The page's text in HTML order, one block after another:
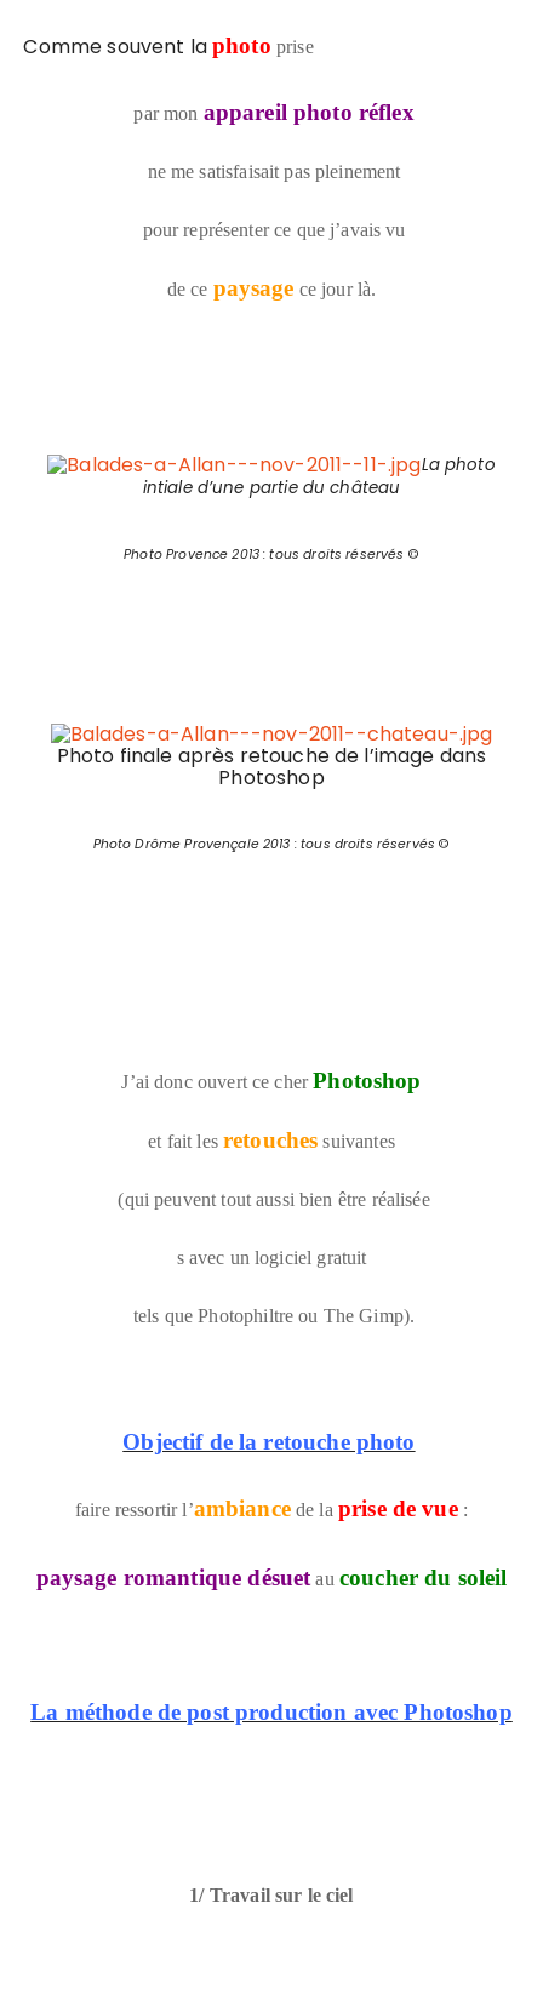
Comme souvent laphoto prise
par mon appareil photo réflex
ne me satisfaisait pas pleinement
pour représenter ce que j’avais vu
de ce paysage ce jour là.
La photo
intiale d’une partie du château
Photo Provence 2013 : tous droits réservés ©
Photo finale après retouche de l’image dans
Photoshop
Photo Drôme Provençale 2013 : tous droits réservés ©
J’ai donc ouvert ce cher Photoshop
et fait les retouches suivantes
(qui peuvent tout aussi bien être réalisée
s avec un logiciel gratuit
tels que Photophiltre ou The Gimp).
Objectif de la retouche photo
faire ressortir l’ambiance de la prise de vue:
paysage romantique désuet au coucher du soleil
La méthode de post production avec Photoshop
1/ Travail sur le ciel